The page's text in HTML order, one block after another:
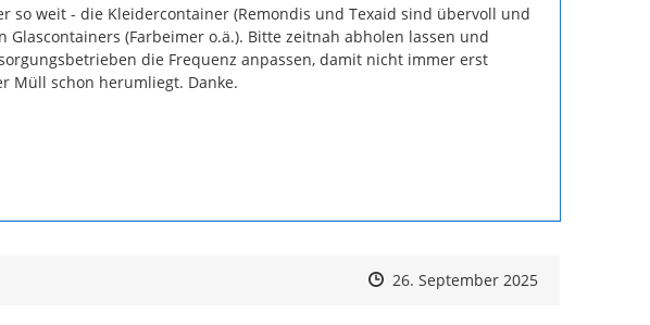
so weit - die Kleidercontainer (Remondis und Texaid sind übervoll und
Glascontainers (Farbeimer o.ä.). Bitte zeitnah abholen lassen und
die Frequenz anpassen, damit nicht immer erst
Müll schon herumliegt. Danke.
Zeitpunkt des Erstellens
Zeitpunkt des Erstellens
26. September 2025Zur Äußerung